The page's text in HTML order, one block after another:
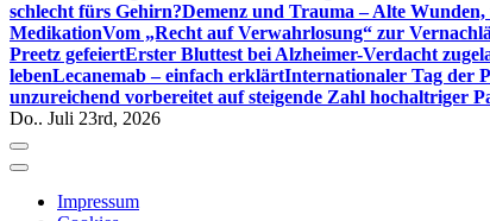
schlecht fürs Gehirn?Demenz und Trauma – Alte
MedikationVom „Recht auf Verwahrlosung“ zur
Preetz gefeiertErster Bluttest bei Alzheimer-Verdacht
lebenLecanemab – einfach erklärtInternationaler Tag der
unzureichend vorbereitet auf steigende Zahl hochaltriger
Do.. Juli 23rd, 2026
Impressum